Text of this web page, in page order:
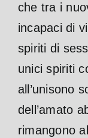
che tra i
incapaci di
spiriti di
unici spiriti
all’unisono
dell’amato
rimangono